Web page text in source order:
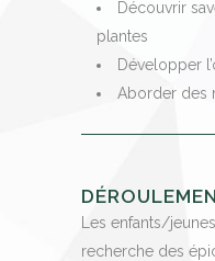
Découvrir
plantes
Développer
Aborder des
Les enfants/
recherche des